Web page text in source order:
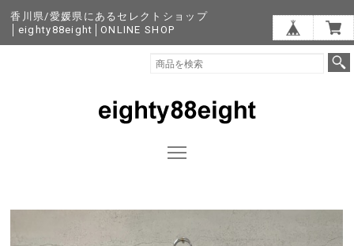
香川県/愛媛県にあるセレクトショップ
│eighty88eight│ONLINE SHOP